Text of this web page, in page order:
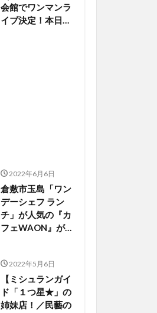
会館でワンマンラ
イブ決定！本日5
2022年6月6日
倉敷市玉島「ワン
デーシェフ ラン
チ」が人気の『カ
フェWAON』が
た！【倉敷開店】
2022年5月6日
【ミシュランガイ
ド「１つ星★」の
姉妹店！／民藝の